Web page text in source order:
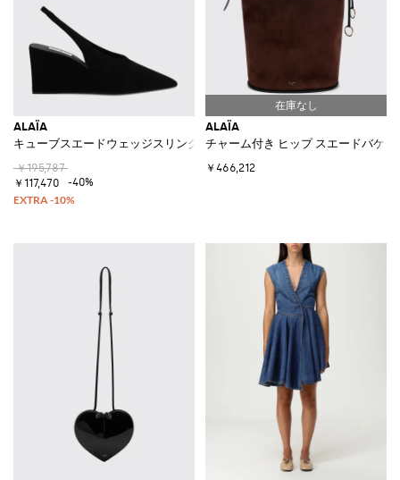
ALAÏA
キューブスエードウェッジスリングバック
￥195,787
￥117,470
-40%
ALAÏA
チャーム付き ヒップ スエードバケッ
￥466,212